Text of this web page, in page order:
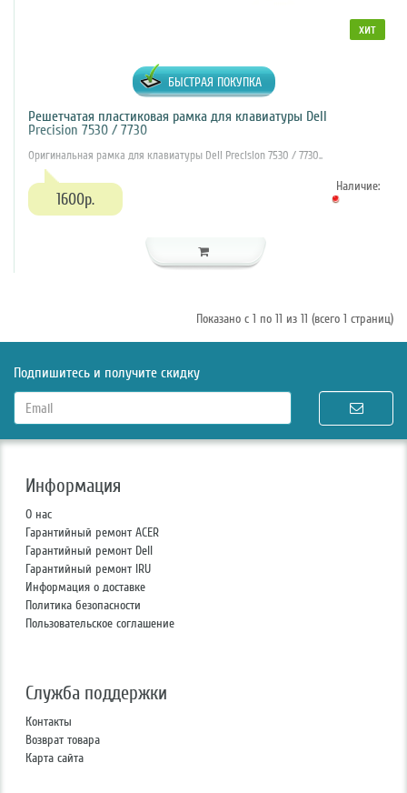
хит
БЫСТРАЯ ПОКУПКА
Решетчатая пластиковая рамка для клавиатуры Dell
Precision 7530 / 7730
Оригинальная рамка для клавиатуры Dell Precision 7530 / 7730..
1600р.
Наличие:
Показано с 1 по 11 из 11 (всего 1 страниц)
Подпишитесь и получите скидку
Информация
О нас
Гарантийный ремонт ACER
Гарантийный ремонт Dell
Гарантийный ремонт IRU
Информация о доставке
Политика безопасности
Пользовательское соглашение
Служба поддержки
Контакты
Возврат товара
Карта сайта